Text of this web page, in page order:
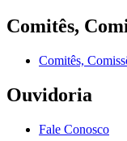
Comitês,
Comitês,
Ouvidoria
Fale Conosco